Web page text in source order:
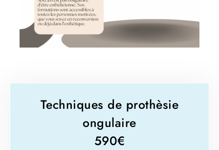
Techniques de prothèsie
ongulaire
590€